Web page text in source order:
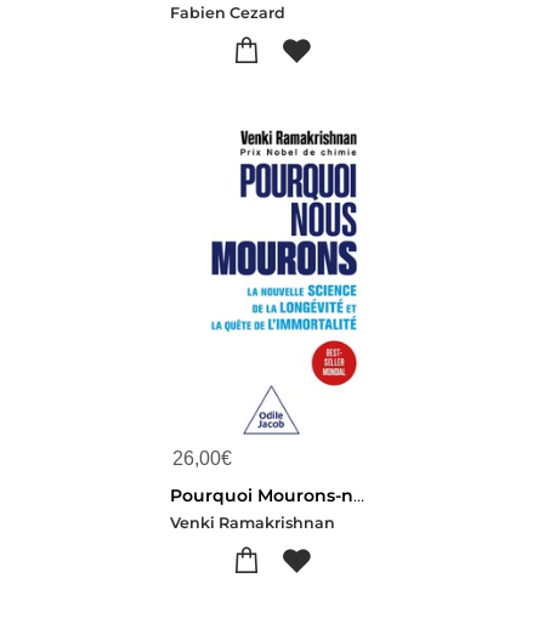
Fabien Cezard
26,00€
Pourquoi Mourons-nous ? La Nouvelle Science De La Longevite Et La Quete De L'immortalite
Venki Ramakrishnan